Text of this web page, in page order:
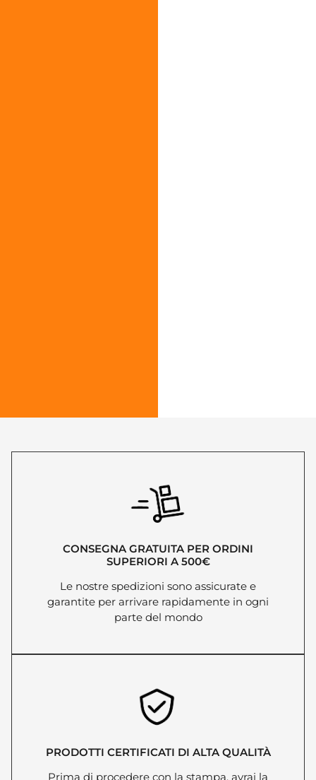
CONSEGNA GRATUITA PER ORDINI
SUPERIORI A 500€
Le nostre spedizioni sono assicurate e
garantite per arrivare rapidamente in ogni
parte del mondo
PRODOTTI CERTIFICATI DI ALTA QUALITÀ
Prima di procedere con la stampa, avrai la